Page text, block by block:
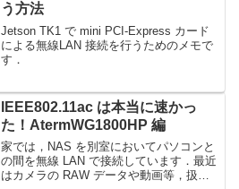
う方法
Jetson TK1 で mini PCI-Express カード
による無線LAN 接続を行うためのメモで
す．
IEEE802.11ac は本当に速かっ
た！AtermWG1800HP 編
家では，NAS を別室においてパソコンと
の間を無線 LAN で接続しています．最近
はカメラの RAW データや動画等，扱う